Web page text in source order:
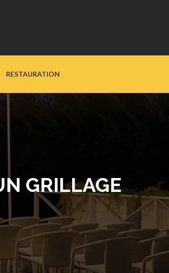
RESTAURATION
GRILLAGE